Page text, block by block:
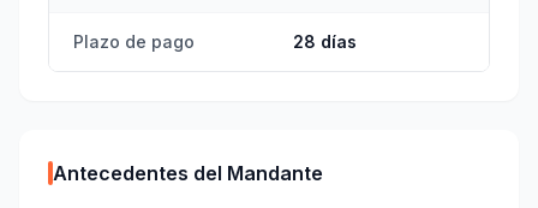
Plazo de pago 28 días
Antecedentes del Mandante